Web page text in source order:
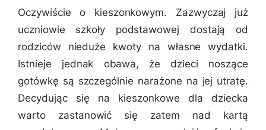
Oczywiście o kieszonkowym. Zazwyczaj już
uczniowie szkoły podstawowej dostają od
rodziców nieduże kwoty na własne wydatki.
Istnieje jednak obawa, że dzieci noszące
gotówkę są szczególnie narażone na jej utratę.
Decydując się na kieszonkowe dla dziecka
warto zastanowić się zatem nad kartą